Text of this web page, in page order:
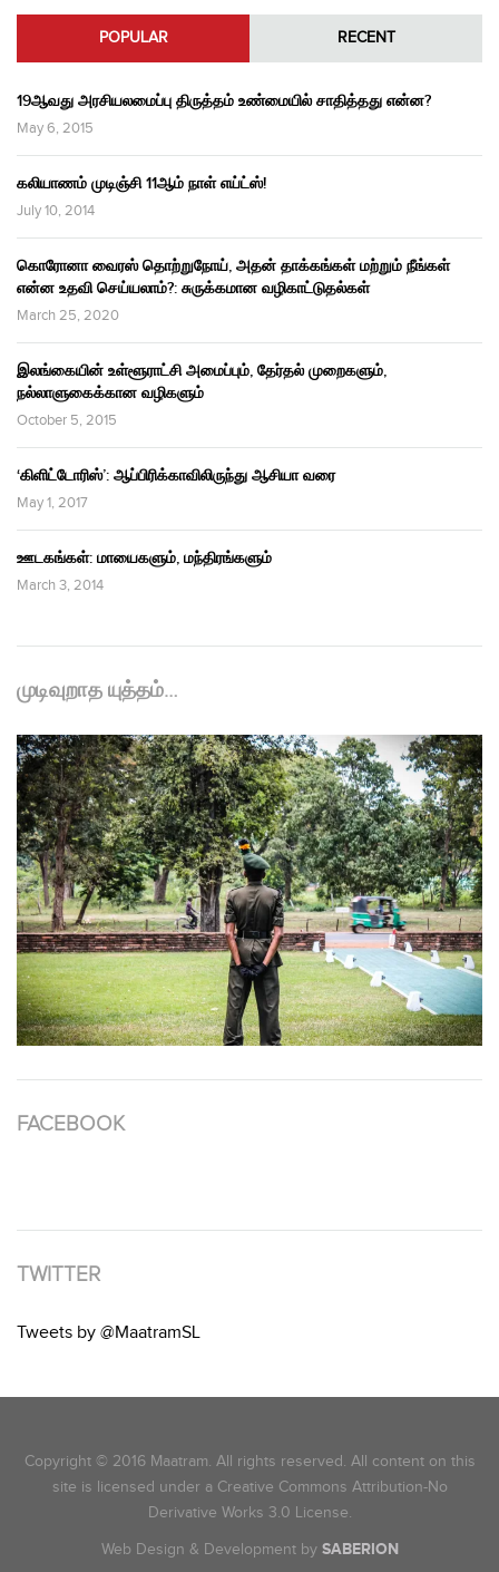
POPULAR RECENT
19ஆவது அரசியலமைப்பு திருத்தம் உண்மையில் சாதித்தது என்ன?
May 6, 2015
கலியாணம் முடிஞ்சி 11ஆம் நாள் எய்ட்ஸ்!
July 10, 2014
கொரோனா வைரஸ் தொற்றுநோய், அதன் தாக்கங்கள் மற்றும் நீங்கள்
என்ன உதவி செய்யலாம்?: சுருக்கமான வழிகாட்டுதல்கள்
March 25, 2020
இலங்கையின் உள்ளூராட்சி அமைப்பும், தேர்தல் முறைகளும்,
நல்லாளுகைக்கான வழிகளும்
October 5, 2015
‘கிளிட்டோரிஸ்’: ஆப்பிரிக்காவிலிருந்து ஆசியா வரை
May 1, 2017
ஊடகங்கள்: மாயைகளும், மந்திரங்களும்
March 3, 2014
முடிவுறாத யுத்தம்…
FACEBOOK
TWITTER
Tweets by @MaatramSL
Copyright © 2016 Maatram. All rights reserved. All content on this
site is licensed under a Creative Commons Attribution-No
Derivative Works 3.0 License.
Web Design & Development by SABERION